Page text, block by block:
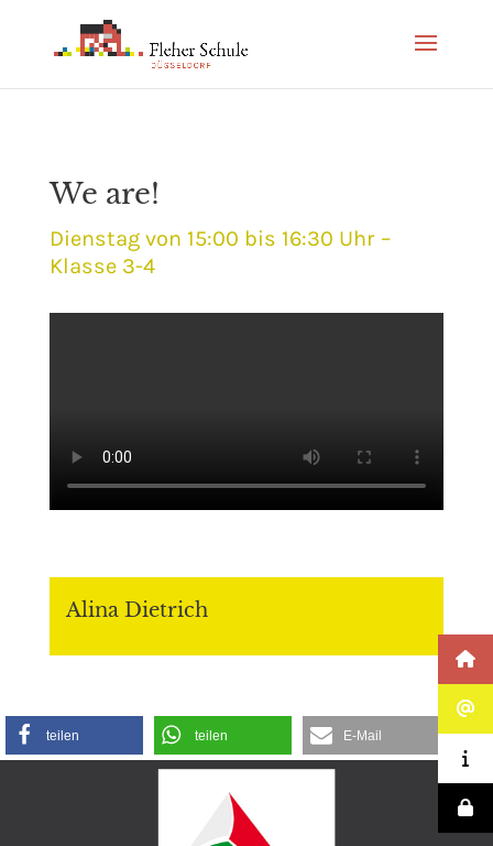
We are!
Dienstag von 15:00 bis 16:30 Uhr –
Klasse 3-4
Alina Dietrich
teilen teilen E-Mail